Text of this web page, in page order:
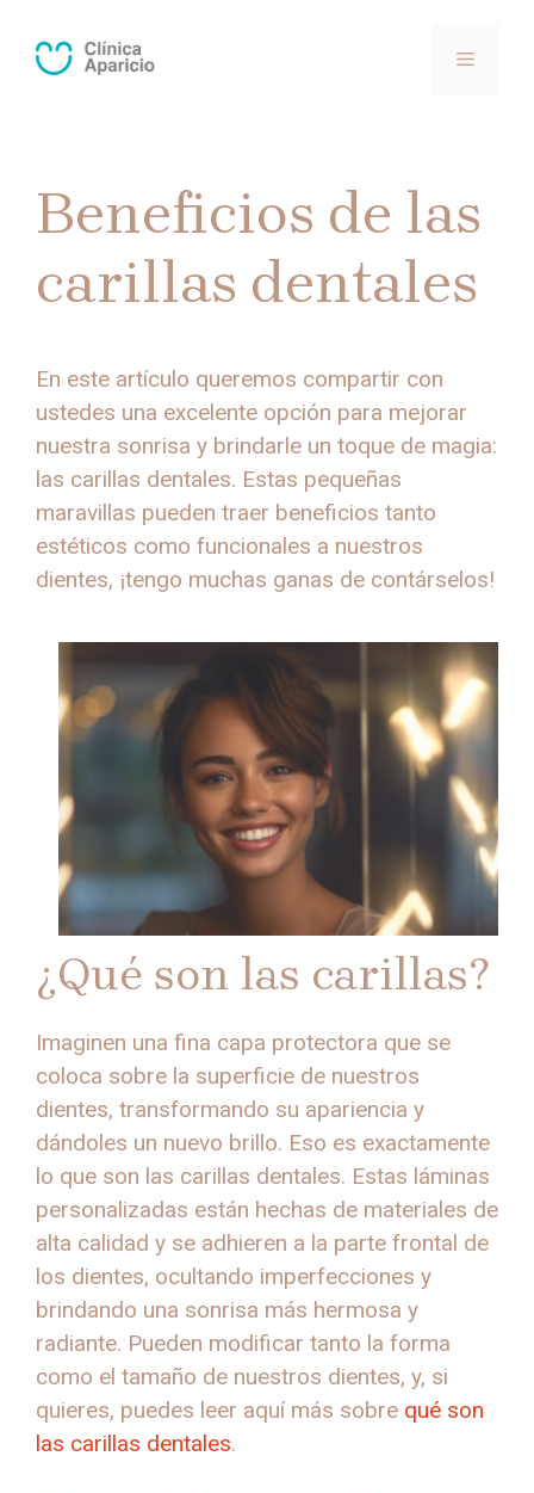
contenido
MENÚ
Beneficios de las
carillas dentales
En este artículo queremos compartir con
ustedes una excelente opción para mejorar
nuestra sonrisa y brindarle un toque de magia:
las carillas dentales. Estas pequeñas
maravillas pueden traer beneficios tanto
estéticos como funcionales a nuestros
dientes, ¡tengo muchas ganas de contárselos!
¿Qué son las carillas?
Imaginen una fina capa protectora que se
coloca sobre la superficie de nuestros
dientes, transformando su apariencia y
dándoles un nuevo brillo. Eso es exactamente
lo que son las carillas dentales. Estas láminas
personalizadas están hechas de materiales de
alta calidad y se adhieren a la parte frontal de
los dientes, ocultando imperfecciones y
brindando una sonrisa más hermosa y
radiante. Pueden modificar tanto la forma
como el tamaño de nuestros dientes, y, si
quieres, puedes leer aquí más sobre qué son
las carillas dentales.